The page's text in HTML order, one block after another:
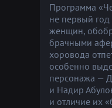
Программа
не первый год
женщин,
брачными
хоровода
особенно
персонажа —
и Надир
и отличие их